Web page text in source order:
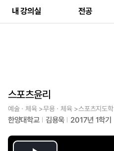
내 강의실 전공
스포츠윤리
예술ㆍ체육 >무용ㆍ체육 >스포츠지도학
한양대학교 김용욱 2017년 1학기